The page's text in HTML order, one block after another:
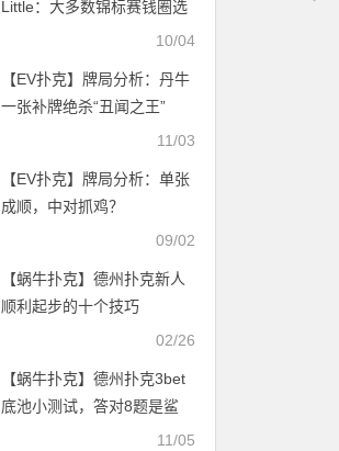
Little：大多数锦标赛钱圈选
手其实都是扑克圈“最大的输
10/04
【EV扑克】牌局分析：丹牛
一张补牌绝杀“丑闻之王”
11/03
【EV扑克】牌局分析：单张
成顺，中对抓鸡？
09/02
【蜗牛扑克】德州扑克新人
顺利起步的十个技巧
02/26
【蜗牛扑克】德州扑克3bet
底池小测试，答对8题是鲨
11/05